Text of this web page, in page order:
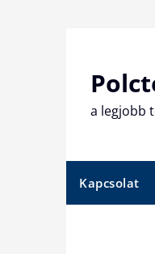
a legjobb
Kapcsolat